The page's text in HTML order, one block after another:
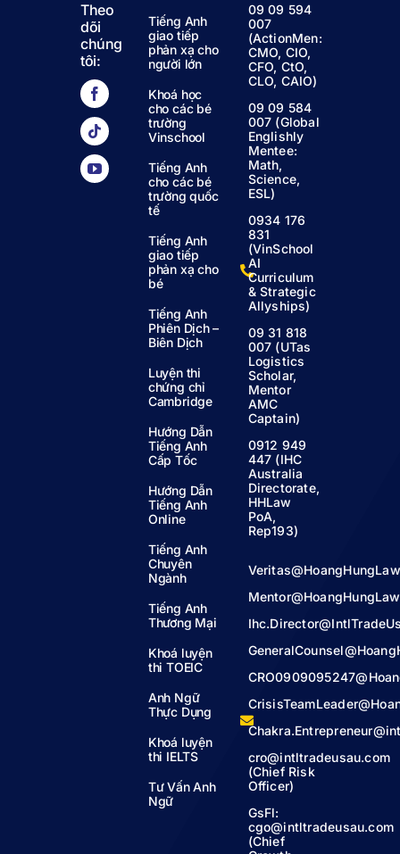
Theo
dõi
chúng
tôi:
Tiếng Anh
giao tiếp
phản xạ cho
người lớn
Khoá học
cho các bé
trường
Vinschool
Tiếng Anh
cho các bé
trường quốc
tế
Tiếng Anh
giao tiếp
phản xạ cho
bé
Tiếng Anh
Phiên Dịch –
Biên Dịch
Luyện thi
chứng chỉ
Cambridge
Hướng Dẫn
Tiếng Anh
Cấp Tốc
Hướng Dẫn
Tiếng Anh
Online
Tiếng Anh
Chuyên
Ngành
Tiếng Anh
Thương Mại
Khoá luyện
thi TOEIC
Anh Ngữ
Thực Dụng
Khoá luyện
thi IELTS
Tư Vấn Anh
Ngữ
09 09 594
007
(ActionMen:
CMO, CIO,
CFO, CtO,
CLO, CAIO)
09 09 584
007 (Global
Englishly
Mentee:
Math,
Science,
ESL)
0934 176
831
(VinSchool
AI
Curriculum
& Strategic
Allyships)
09 31 818
007 (UTas
Logistics
Scholar,
Mentor
AMC
Captain)
0912 949
447 (IHC
Australia
Directorate,
HHLaw
PoA,
Rep193)
cro@intltradeusau.com
(Chief Risk
Officer)
GsFl:
cgo@intltradeusau.com
(Chief